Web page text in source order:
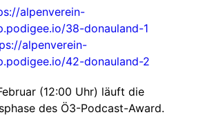
alpenverein-
38-donauland-1
alpenverein-
42-donauland-2
(12:00 Uhr) läuft die
des Ö3-Podcast-Award.